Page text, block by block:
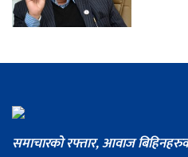
समाचारको रफ्तार, आवाज